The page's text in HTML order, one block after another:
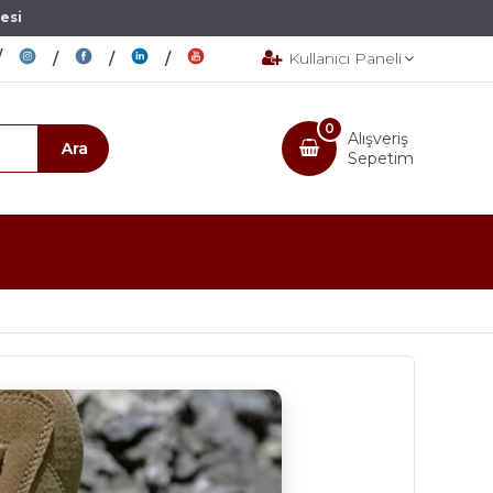
Kullanıcı Paneli
Alışveriş
Sepetim
0